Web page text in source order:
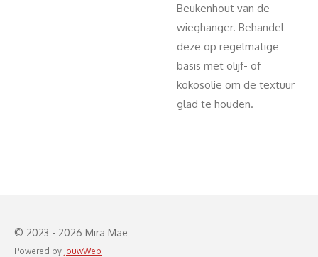
Beukenhout van de
wieghanger. Behandel
deze op regelmatige
basis met olijf- of
kokosolie om de textuur
glad te houden.
© 2023 - 2026 Mira Mae
Powered by JouwWeb